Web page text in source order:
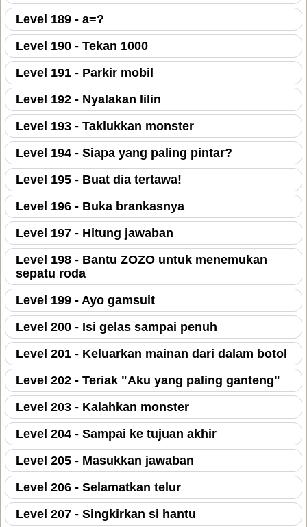
Level 189 - a=?
Level 190 - Tekan 1000
Level 191 - Parkir mobil
Level 192 - Nyalakan lilin
Level 193 - Taklukkan monster
Level 194 - Siapa yang paling pintar?
Level 195 - Buat dia tertawa!
Level 196 - Buka brankasnya
Level 197 - Hitung jawaban
Level 198 - Bantu ZOZO untuk menemukan
sepatu roda
Level 199 - Ayo gamsuit
Level 200 - Isi gelas sampai penuh
Level 201 - Keluarkan mainan dari dalam botol
Level 202 - Teriak "Aku yang paling ganteng"
Level 203 - Kalahkan monster
Level 204 - Sampai ke tujuan akhir
Level 205 - Masukkan jawaban
Level 206 - Selamatkan telur
Level 207 - Singkirkan si hantu